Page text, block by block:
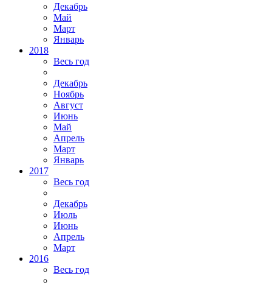
Декабрь
Май
Март
Январь
2018
Весь год
Декабрь
Ноябрь
Август
Июнь
Май
Апрель
Март
Январь
2017
Весь год
Декабрь
Июль
Июнь
Апрель
Март
2016
Весь год